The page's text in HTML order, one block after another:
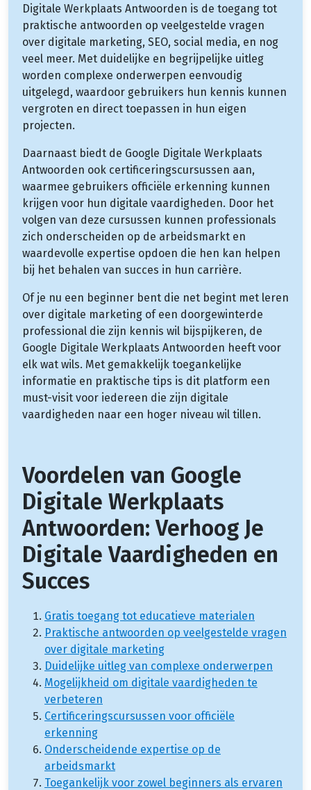
Digitale Werkplaats Antwoorden is de toegang tot
praktische antwoorden op veelgestelde vragen
over digitale marketing, SEO, social media, en nog
veel meer. Met duidelijke en begrijpelijke uitleg
worden complexe onderwerpen eenvoudig
uitgelegd, waardoor gebruikers hun kennis kunnen
vergroten en direct toepassen in hun eigen
projecten.
Daarnaast biedt de Google Digitale Werkplaats
Antwoorden ook certificeringscursussen aan,
waarmee gebruikers officiële erkenning kunnen
krijgen voor hun digitale vaardigheden. Door het
volgen van deze cursussen kunnen professionals
zich onderscheiden op de arbeidsmarkt en
waardevolle expertise opdoen die hen kan helpen
bij het behalen van succes in hun carrière.
Of je nu een beginner bent die net begint met leren
over digitale marketing of een doorgewinterde
professional die zijn kennis wil bijspijkeren, de
Google Digitale Werkplaats Antwoorden heeft voor
elk wat wils. Met gemakkelijk toegankelijke
informatie en praktische tips is dit platform een
must-visit voor iedereen die zijn digitale
vaardigheden naar een hoger niveau wil tillen.
Voordelen van Google
Digitale Werkplaats
Antwoorden: Verhoog Je
Digitale Vaardigheden en
Succes
Gratis toegang tot educatieve materialen
Praktische antwoorden op veelgestelde vragen
over digitale marketing
Duidelijke uitleg van complexe onderwerpen
Mogelijkheid om digitale vaardigheden te
verbeteren
Certificeringscursussen voor officiële
erkenning
Onderscheidende expertise op de
arbeidsmarkt
Toegankelijk voor zowel beginners als ervaren